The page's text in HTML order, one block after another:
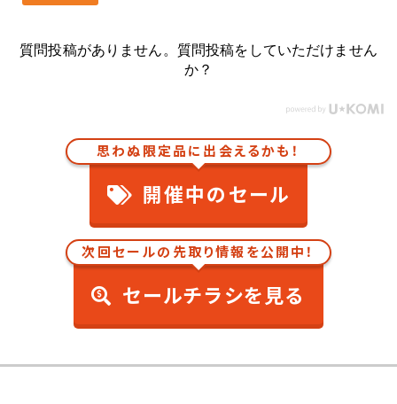
質問投稿がありません。質問投稿をしていただけません
か？
思わぬ限定品に出会えるかも！
開催中のセール
次回セールの先取り情報を公開中！
セールチラシを見る